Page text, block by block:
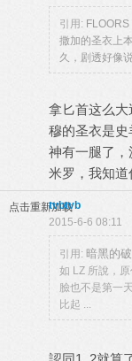
引用:
撒加的圣衣上
久，剧透好像
拿匕首这么大
穆的圣衣是
神有一腿了，
米罗，我知道
点击重新加载
tvbtvb
2015-6-6 08:11
引用: 暗黑的
如 LZ 所說，
臉也不是第一
比起 ...